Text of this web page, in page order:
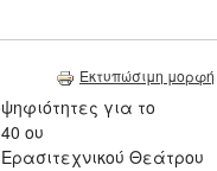
Εκτυπώσιμη μορφή
για το
ου
Θεάτρου